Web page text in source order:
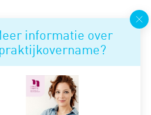
informatie over
praktijkovername?